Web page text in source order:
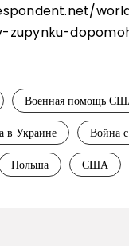
zupynku-
Военная помощь
в Украине
Война
Польша США